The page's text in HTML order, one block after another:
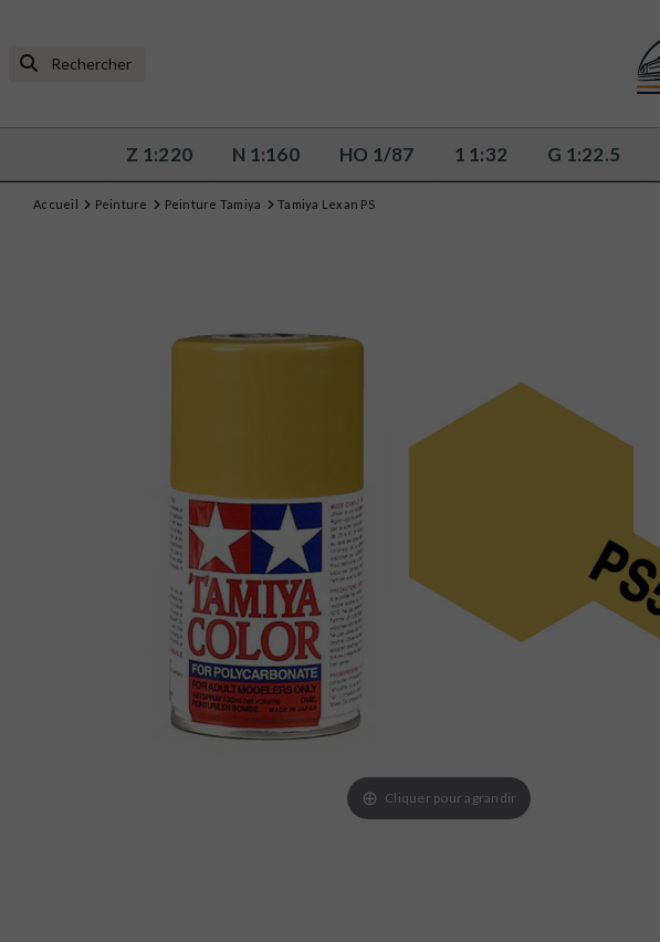
Z 1:220 N 1:160 HO 1/87 1 1:32 G 1:22.5
Accueil Peinture Peinture Tamiya Tamiya Lexan PS
Cliquer pour agrandir